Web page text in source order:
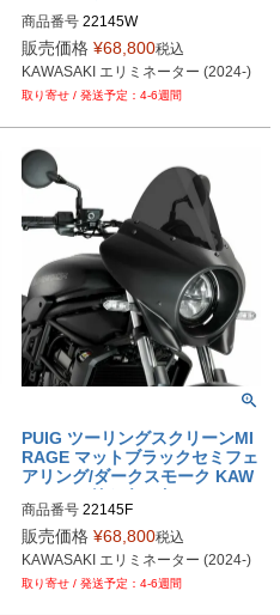
商品番号 22145W
販売価格 ¥68,800税込
KAWASAKI エリミネーター (2024-)
4-6週間
PUIG ツーリングスクリーンMI
RAGE マットブラックセミフェ
アリング/ダークスモーク KAW
ASAKIエリミネーター
商品番号 22145F
販売価格 ¥68,800税込
KAWASAKI エリミネーター (2024-)
4-6週間